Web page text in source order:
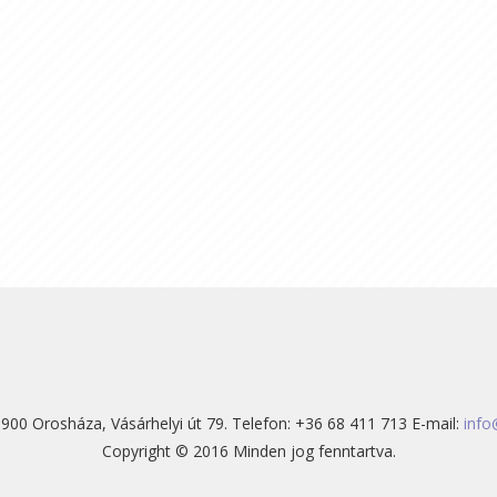
Orosháza, Vásárhelyi út 79. Telefon: +36 68 411 713 E-mail:
Copyright © 2016 Minden jog fenntartva.